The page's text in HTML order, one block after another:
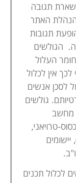
תגובה
האתר
תגובות
הגולשים
העלול
אין לכלול
לסכן אנשים
גולשים
מחשב
טרויאני,
יישומים
לכלול תכנים